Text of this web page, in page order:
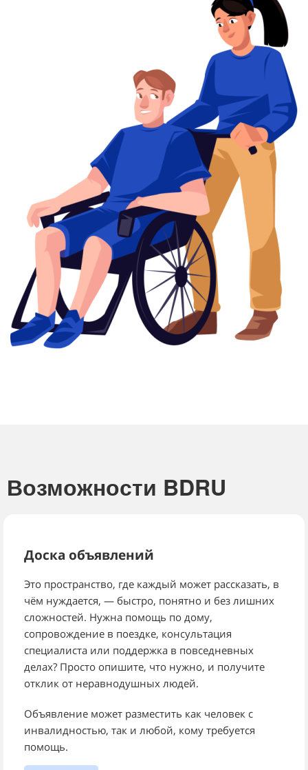
Возможности BDRU
Доска объявлений
Это пространство, где каждый может рассказать, в
чём нуждается, — быстро, понятно и без лишних
сложностей. Нужна помощь по дому,
сопровождение в поездке, консультация
специалиста или поддержка в повседневных
делах? Просто опишите, что нужно, и получите
отклик от неравнодушных людей.
Объявление может разместить как человек с
инвалидностью, так и любой, кому требуется
помощь.